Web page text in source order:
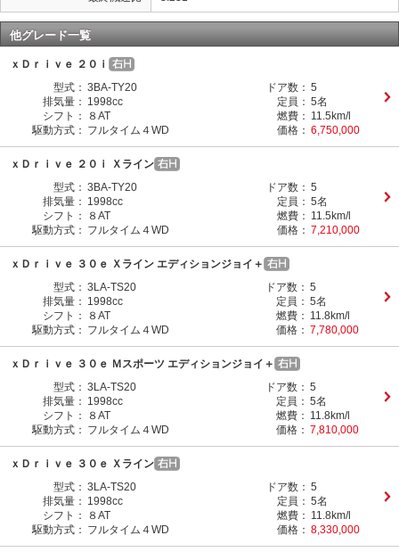
他グレード一覧
ｘＤｒｉｖｅ ２０ｉ
型式： 3BA-TY20 ドア数： 5
排気量： 1998cc 定員： 5名
シフト：
８AT 燃費： 11.5km/l
駆動方式： フルタイム４WD 価格： 6,750,000
ｘＤｒｉｖｅ ２０ｉ Ｘライン
型式： 3BA-TY20 ドア数： 5
排気量： 1998cc 定員： 5名
シフト：
８AT 燃費： 11.5km/l
駆動方式： フルタイム４WD 価格： 7,210,000
ｘＤｒｉｖｅ ３０ｅ Ｘライン エディションジョイ＋
型式： 3LA-TS20 ドア数： 5
排気量： 1998cc 定員： 5名
シフト：
８AT 燃費： 11.8km/l
駆動方式： フルタイム４WD 価格： 7,780,000
ｘＤｒｉｖｅ ３０ｅ Ｍスポーツ エディションジョイ＋
型式： 3LA-TS20 ドア数： 5
排気量： 1998cc 定員： 5名
シフト：
８AT 燃費： 11.8km/l
駆動方式： フルタイム４WD 価格： 7,810,000
ｘＤｒｉｖｅ ３０ｅ Ｘライン
型式： 3LA-TS20 ドア数： 5
排気量： 1998cc 定員： 5名
シフト：
８AT 燃費： 11.8km/l
駆動方式： フルタイム４WD 価格： 8,330,000